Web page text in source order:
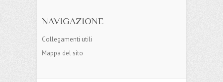
NAVIGAZIONE
Collegamenti utili
Mappa del sito